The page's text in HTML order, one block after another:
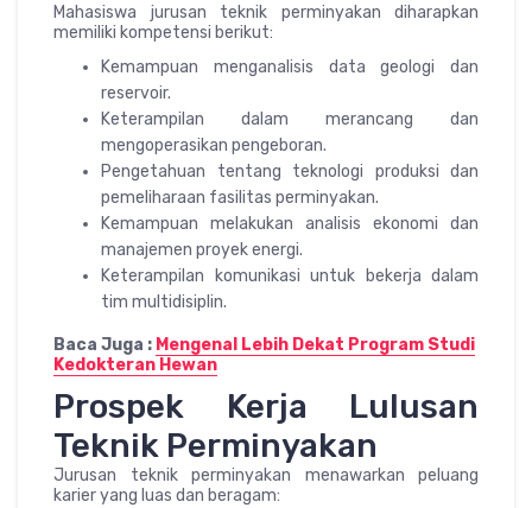
Mahasiswa jurusan teknik perminyakan diharapkan
memiliki kompetensi berikut:
Kemampuan menganalisis data geologi dan
reservoir.
Keterampilan dalam merancang dan
mengoperasikan pengeboran.
Pengetahuan tentang teknologi produksi dan
pemeliharaan fasilitas perminyakan.
Kemampuan melakukan analisis ekonomi dan
manajemen proyek energi.
Keterampilan komunikasi untuk bekerja dalam
tim multidisiplin.
Baca Juga : Mengenal Lebih Dekat Program Studi
Kedokteran Hewan
Prospek Kerja Lulusan
Teknik Perminyakan
Jurusan teknik perminyakan menawarkan peluang
karier yang luas dan beragam: